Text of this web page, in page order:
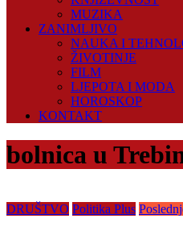
MUZIKA
ZANIMLJIVO
NAUKA I
ŽIVOTINJE
FILM
LJEPOTA I MODA
HOROSKOP
KONTAKT
bolnica u
DRUŠTVO Politika Plus